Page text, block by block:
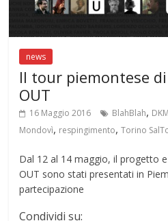
news
Il tour piemontese di
OUT
16 Maggio 2016 BlahBlah,
Mondovì, respingimento,Torino
Dal 12 al 14 maggio, il progetto e
OUT sono stati presentati in
partecipazione
Condividi su: